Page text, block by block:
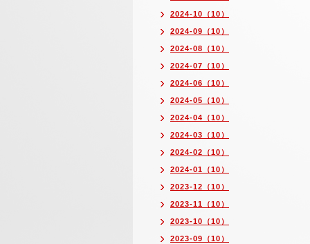
2024-10（10）
2024-09（10）
2024-08（10）
2024-07（10）
2024-06（10）
2024-05（10）
2024-04（10）
2024-03（10）
2024-02（10）
2024-01（10）
2023-12（10）
2023-11（10）
2023-10（10）
2023-09（10）